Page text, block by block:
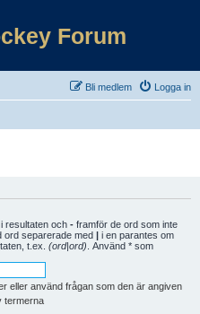
Forum
Logga in
Bli medlem
resultaten och - framför de ord som inte
ord separerade med | i en parantes om
t.ex. (ord|ord) . Använd * som
eller använd frågan som den är angiven
termerna